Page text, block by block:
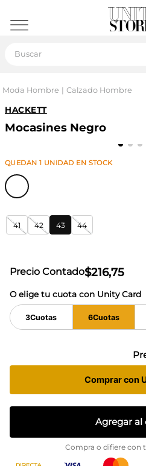
Moda Hombre Calzado Hombre
HACKETT
Mocasines Negro
QUEDAN1 UNIDAD EN STOCK
41 42 43 44
Precio Contado$216,75
O elige tu cuota con Unity Card
3Cuotas 6Cuotas
Comprar con
Agregar al
Compra o difiere con